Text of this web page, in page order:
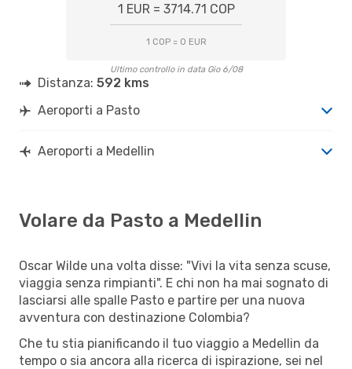
1 EUR = 3714.71 COP
1 COP = 0 EUR
Ultimo controllo in data Gio 6/08
Distanza: 592 kms
Aeroporti a Pasto
Aeroporti a Medellin
Volare da Pasto a Medellin
Oscar Wilde una volta disse: "Vivi la vita senza scuse,
viaggia senza rimpianti". E chi non ha mai sognato di
lasciarsi alle spalle Pasto e partire per una nuova
avventura con destinazione Colombia?
Che tu stia pianificando il tuo viaggio a Medellin da
tempo o sia ancora alla ricerca di ispirazione, sei nel